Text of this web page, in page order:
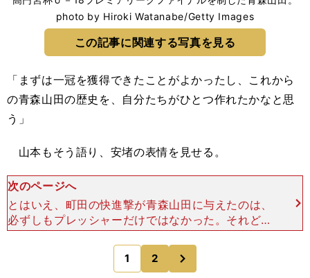
photo by Hiroki Watanabe/Getty Images
この記事に関連する写真を見る
「まずは一冠を獲得できたことがよかったし、これから
の青森山田の歴史を、自分たちがひとつ作れたかなと思
う」
山本もそう語り、安堵の表情を見せる。
次のページへ
とはいえ、町田の快進撃が青森山田に与えたのは、
必ずしもプレッシャーだけではなかった。それどこ
ろか、刺激や自信といった、むしろポジティブなも
ののほうが多かったと言ってもいいのかもしれな
い。 山本は「こ
1 2